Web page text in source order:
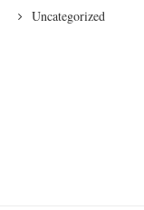
Uncategorized